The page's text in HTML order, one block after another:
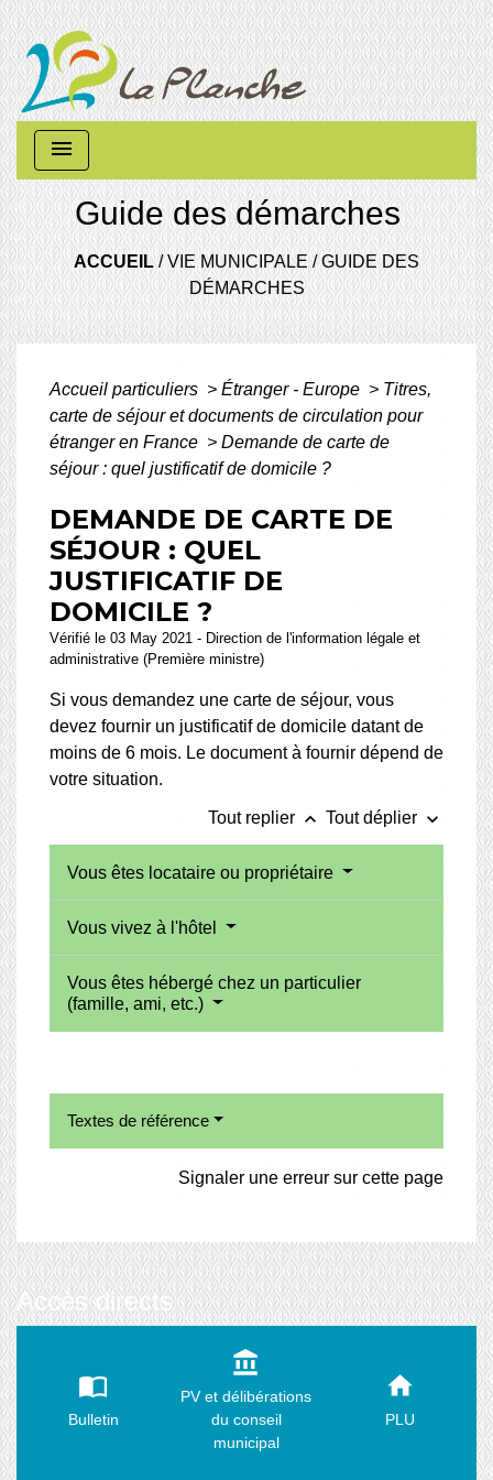
menu
Guide des démarches
ACCUEIL/VIE MUNICIPALE/GUIDE DES
DÉMARCHES
Accueil particuliers > Étranger - Europe > Titres,
carte de séjour et documents de circulation pour
étranger en France > Demande de carte de
séjour : quel justificatif de domicile ?
DEMANDE DE CARTE DE
SÉJOUR : QUEL
JUSTIFICATIF DE
DOMICILE ?
Vérifié le 03 May 2021 - Direction de l'information légale et
administrative (Première ministre)
Si vous demandez une carte de séjour, vous
devez fournir un justificatif de domicile datant de
moins de 6 mois. Le document à fournir dépend de
votre situation.
Tout replier keyboard_arrow_up Tout déplier keyboard_arrow_down
Vous êtes locataire ou propriétaire
Vous vivez à l'hôtel
Vous êtes hébergé chez un particulier
(famille, ami, etc.)
Textes de référence
Signaler une erreur sur cette page
Accès directs
import_contacts
Bulletin
account_balance
PV et délibérations
du conseil
municipal
home
PLU